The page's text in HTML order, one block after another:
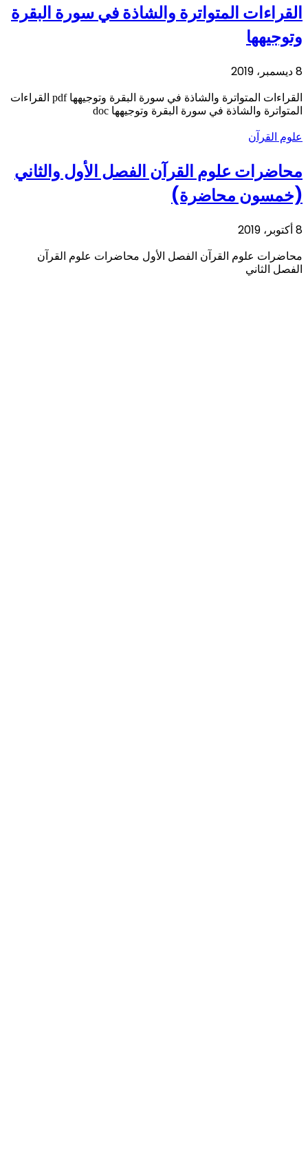
القراءات المتواترة والشاذة في سورة البقرة
وتوجيهها
8 ديسمبر، 2019
القراءات المتواترة والشاذة في سورة البقرة وتوجيهها pdf القراءات
المتواترة والشاذة في سورة البقرة وتوجيهها doc
علوم القرآن
محاضرات علوم القرآن الفصل الأول والثاني
(خمسون محاضرة)
8 أكتوبر، 2019
محاضرات علوم القرآن الفصل الأول محاضرات علوم القرآن
الفصل الثاني